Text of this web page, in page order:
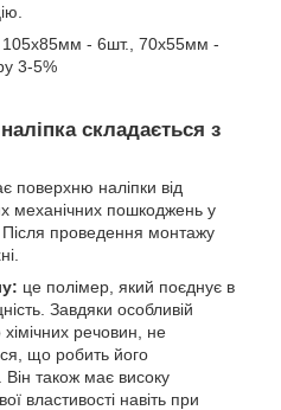
- 6шт., 70х55мм -
3-5%
складається з
поверхню наліпки від
механічних пошкоджень у
проведення монтажу
це полімер, який поєднує в
Завдяки особливій
хімічних речовин, не
що робить його
також має високу
властивості навіть при